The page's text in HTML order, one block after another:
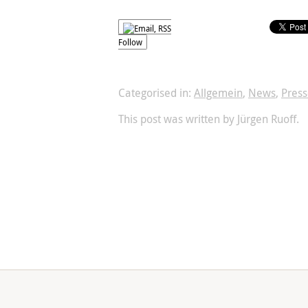
Follow
Categorised in: Allgemein, News,
This post was written by Jürgen Ruoff.